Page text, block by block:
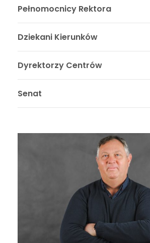
Pełnomocnicy Rektora
Dziekani Kierunków
Dyrektorzy Centrów
Senat